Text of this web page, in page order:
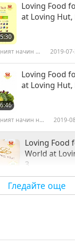
Гледайте още
Loving Food
at Loving Hut,
начин на
2019-
Loving Food
at Loving Hut,
начин на
2019-
Loving Food
World at
3
начин
2019-08-